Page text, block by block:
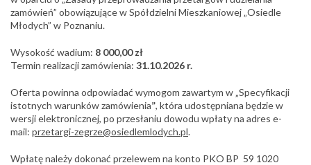
zamówień” obowiązujące w Spółdzielni Mieszkaniowej „Osiedle
Młodych” w Poznaniu.
Wysokość wadium: 8 000,00 zł
Termin realizacji zamówienia: 31.10.2026 r.
Oferta powinna odpowiadać wymogom zawartym w „Specyfikacji
istotnych warunków zamówienia”, która udostępniana będzie w
wersji elektronicznej, po przesłaniu dowodu wpłaty na adres e-
mail: przetargi-zegrze@osiedlemlodych.pl.
Wpłatę należy dokonać przelewem na konto PKO BP 59 1020